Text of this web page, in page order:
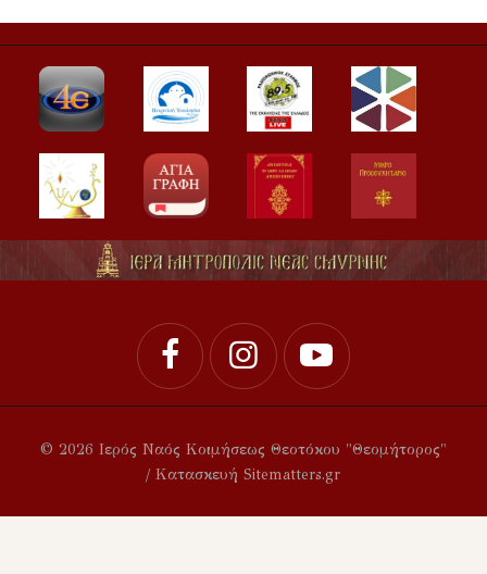
© 2026 Ιερός Ναός Κοιμήσεως Θεοτόκου "Θεομήτορος"
/ Κατασκευή Sitematters.gr